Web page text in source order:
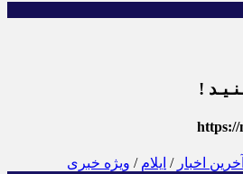
!
https://
آخرین اخبار / ایلام / ویژه خبری